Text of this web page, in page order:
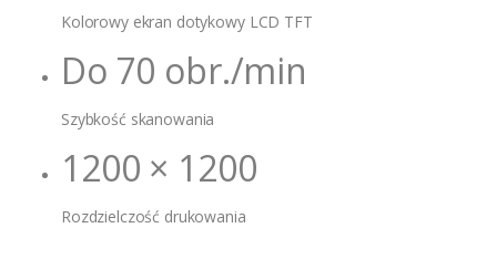
Kolorowy ekran dotykowy LCD TFT
Do 70 obr./min
Szybkość skanowania
1200 × 1200
Rozdzielczość drukowania